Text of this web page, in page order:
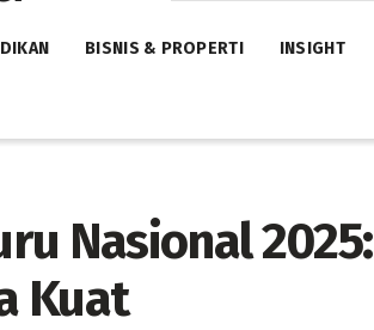
BISNIS & PROPERTI INSIGHT
Nasional 2025:
Kuat